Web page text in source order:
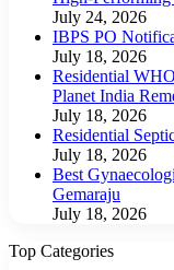
July 24, 2026
IBPS PO
July 18, 2026
Residential
Planet India
July 18, 2026
Residential
July 18, 2026
Best
Gemaraju
July 18, 2026
Top Categories